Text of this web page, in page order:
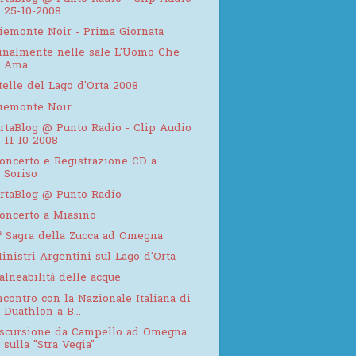
25-10-2008
Noir - Prima Giornata
nelle sale L'Uomo Che
Ama
del Lago d'Orta 2008
Noir
@ Punto Radio - Clip Audio
11-10-2008
e Registrazione CD a
Soriso
@ Punto Radio
a Miasino
Sagra della Zucca ad Omegna
Argentini sul Lago d'Orta
delle acque
con la Nazionale Italiana di
Duathlon a B...
da Campello ad Omegna
sulla "Stra Vegia"